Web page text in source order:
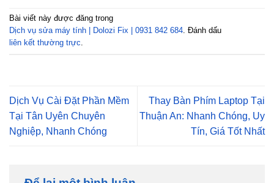
Bài viết này được đăng trong
Dịch vụ sửa máy tính | Dolozi Fix | 0931 842 684. Đánh dấu
liên kết thường trực.
Dịch Vụ Cài Đặt Phần Mềm
Tại Tân Uyên Chuyên
Nghiệp, Nhanh Chóng
Thay Bàn Phím Laptop Tại
Thuận An: Nhanh Chóng, Uy
Tín, Giá Tốt Nhất